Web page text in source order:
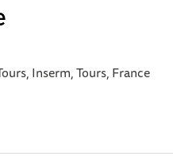
Inserm, Tours, France